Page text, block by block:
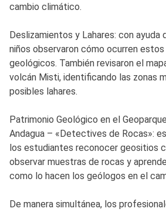
cambio climático.
Deslizamientos y Lahares: con ayuda
niños observaron cómo ocurren
geológicos. También revisaron el
volcán Misti, identificando las zonas
posibles lahares.
Patrimonio Geológico en el
Andagua – «Detectives de Rocas»:
los estudiantes reconocer geositios
observar muestras de rocas y
como lo hacen los geólogos en el
De manera simultánea, los